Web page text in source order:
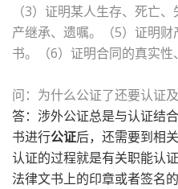
（3）证明某人生存、死亡
产继承、遗嘱。（5）证明
书。（6）证明合同的真实性
问：为什么公证了还要认证
答：涉外公证总是与认证结
书进行公证后，还需要到相
认证的过程就是有关职能认
法律文书上的印章或者签名